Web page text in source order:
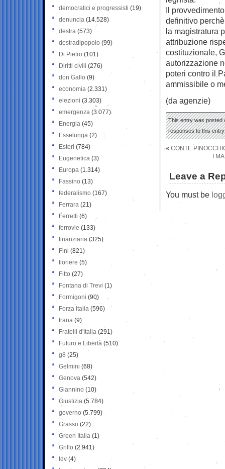
Il
definitivo
la magistratura
attribuzione
costituzionale,
autorizzazione
poteri contro il
ammissibile o
(da agenzie)
This entry was posted
responses to this
« CONTE
I
Leave a
You must be
democratici e progressisti (19)
denuncia (14.528)
destra (573)
destradipopolo (99)
Di Pietro (101)
Diritti civili (276)
don Gallo (9)
economia (2.331)
elezioni (3.303)
emergenza (3.077)
Energia (45)
Esselunga (2)
Esteri (784)
Eugenetica (3)
Europa (1.314)
Fassino (13)
federalismo (167)
Ferrara (21)
Ferretti (6)
ferrovie (133)
finanziaria (325)
Fini (821)
fioriere (5)
Fitto (27)
Fontana di Trevi (1)
Formigoni (90)
Forza Italia (596)
frana (9)
Fratelli d'Italia (291)
Futuro e Libertà (510)
g8 (25)
Gelmini (68)
Genova (542)
Giannino (10)
Giustizia (5.784)
governo (5.799)
Grasso (22)
Green Italia (1)
Grillo (2.941)
Idv (4)